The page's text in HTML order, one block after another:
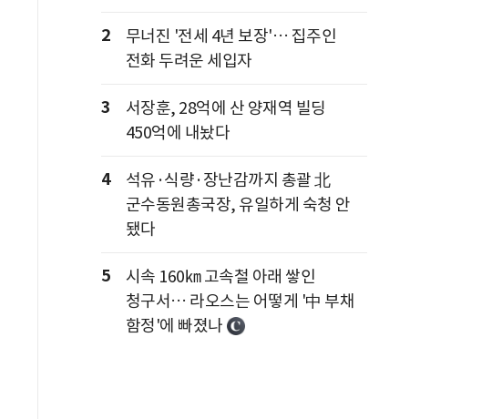
2
무너진 '전세 4년 보장'… 집주인
전화 두려운 세입자
3
서장훈, 28억에 산 양재역 빌딩
450억에 내놨다
4
석유·식량·장난감까지 총괄 北
군수동원총국장, 유일하게 숙청 안
됐다
5
시속 160㎞ 고속철 아래 쌓인
청구서… 라오스는 어떻게 '中 부채
함정'에 빠졌나